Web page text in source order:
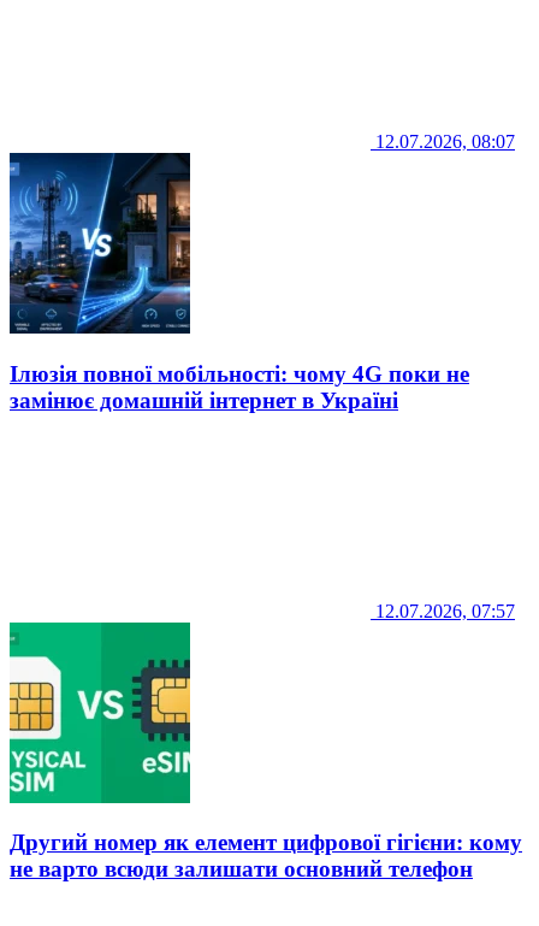
12.07.2026, 08:07
Ілюзія повної мобільності: чому 4G поки не
замінює домашній інтернет в Україні
12.07.2026, 07:57
Другий номер як елемент цифрової гігієни: кому
не варто всюди залишати основний телефон